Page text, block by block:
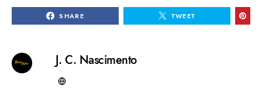
SHARE TWEET
J. C. Nascimento